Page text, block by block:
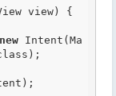
view) {
new Intent(Ma